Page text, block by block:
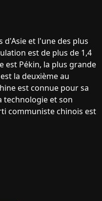
d'Asie et l'une des plus
est de plus de 1,4
est Pékin, la plus grande
la deuxième au
est connue pour sa
technologie et son
communiste chinois est